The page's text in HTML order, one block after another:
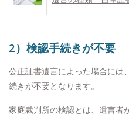
2）検認手続きが不要
公正証書遺言によった場合には
続きが不要となります。
家庭裁判所の検認とは、遺言者